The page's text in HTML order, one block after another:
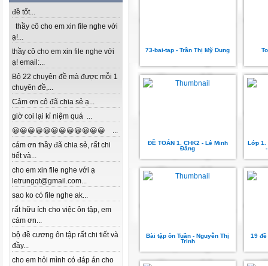
đề tốt...
thầy cô cho em xin file nghe với
ạ!...
thầy cô cho em xin file nghe với
ạ! email:...
Bộ 22 chuyên đề mà được mỗi 1
chuyên đề,...
Cảm ơn cô đã chia sẻ ạ...
giờ coi lại kỉ niệm quá ...
😀😀😀😀😀😀😀😀😀😀😀😀 ...
cám ơn thầy đã chia sẻ, rất chi
tiết và...
cho em xin file nghe với ạ
letrungqt@gmail.com...
sao ko có file nghe ak...
rất hữu ích cho việc ôn tập, em
cám ơn...
bộ đề cương ôn tập rất chi tiết và
đầy...
cho em hỏi mình có đáp án cho
73-bai-tap - Trần Thị Mỹ Dung
ĐỀ TOÁN 1. CHK2 - Lê Minh
Đăng
Lớp 1.
Bài tập ôn Tuần - Nguyễn Thị
Trinh
19 đề